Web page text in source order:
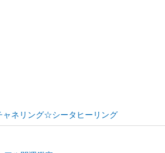
ネリング☆シータヒーリング